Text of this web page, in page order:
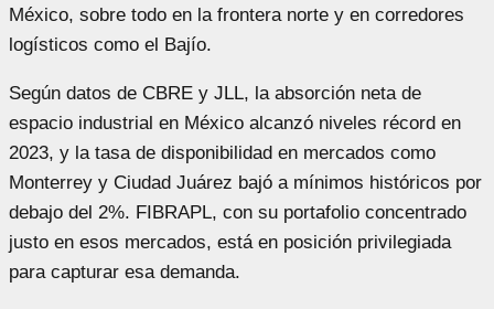
México, sobre todo en la frontera norte y en corredores
logísticos como el Bajío.
Según datos de CBRE y JLL, la absorción neta de
espacio industrial en México alcanzó niveles récord en
2023, y la tasa de disponibilidad en mercados como
Monterrey y Ciudad Juárez bajó a mínimos históricos por
debajo del 2%. FIBRAPL, con su portafolio concentrado
justo en esos mercados, está en posición privilegiada
para capturar esa demanda.